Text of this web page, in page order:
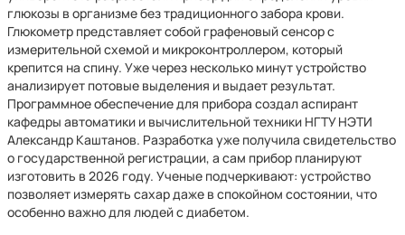
глюкозы в организме без традиционного забора крови.
Глюкометр представляет собой графеновый сенсор с
измерительной схемой и микроконтроллером, который
крепится на спину. Уже через несколько минут устройство
анализирует потовые выделения и выдает результат.
Программное обеспечение для прибора создал аспирант
кафедры автоматики и вычислительной техники НГТУ НЭТИ
Александр Каштанов. Разработка уже получила свидетельство
о государственной регистрации, а сам прибор планируют
изготовить в 2026 году. Ученые подчеркивают: устройство
позволяет измерять сахар даже в спокойном состоянии, что
особенно важно для людей с диабетом.